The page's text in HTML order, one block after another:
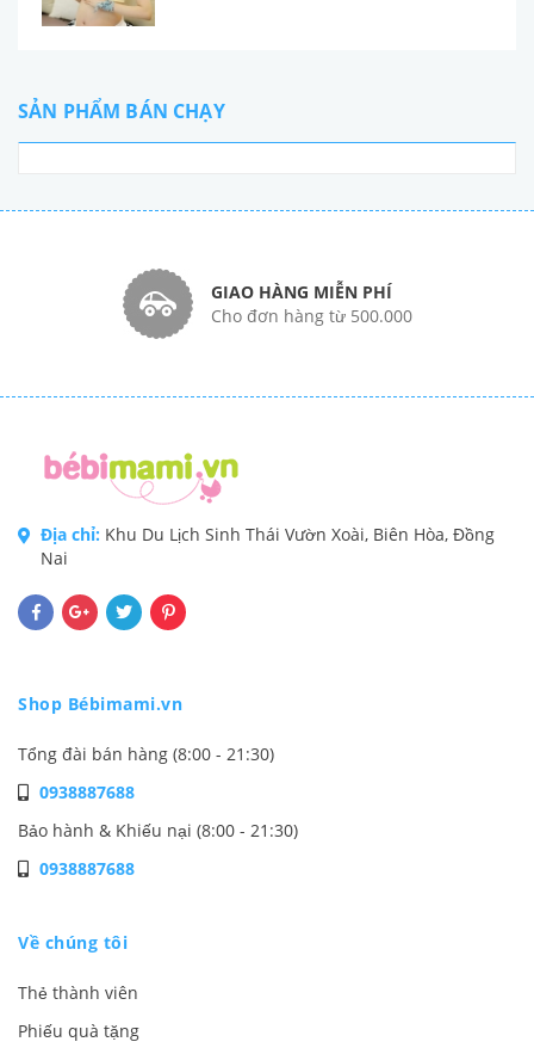
SẢN PHẨM BÁN CHẠY
GIAO HÀNG MIỄN PHÍ
Cho đơn hàng từ 500.000
Địa chỉ: Khu Du Lịch Sinh Thái Vườn Xoài, Biên Hòa, Đồng
Nai
Shop Bébimami.vn
Tổng đài bán hàng (8:00 - 21:30)
0938887688
Bảo hành & Khiếu nại (8:00 - 21:30)
0938887688
Về chúng tôi
Thẻ thành viên
Phiếu quà tặng